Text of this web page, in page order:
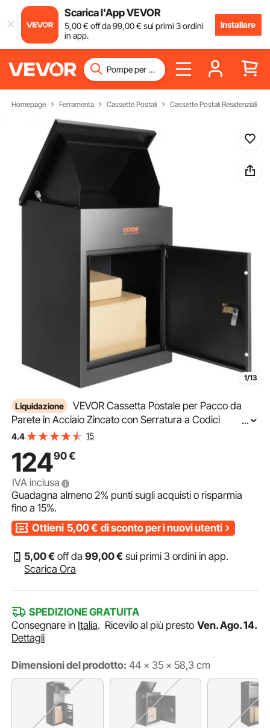
Scarica l'App VEVOR
5,00€ off da99,00€ sui primi 3 ordini
in app.
Installare
Homepage Ferramenta Cassette Postali Cassette Postali Residenziali
1/13
Liquidazione
VEVOR Cassetta Postale per Pacco da
Parete in Acciaio Zincato con Serratura a Codici
44x35x58,3 cm Capacità Carico 15-20 kg, Cassetta
35,5x11,5x19,2 cm
...
4.4 15
12490€
IVA inclusa
Guadagna almeno2% punti sugli acquisti o risparmia
fino a15%.
Ottieni 5,00€ di sconto per i nuovi utenti
5,00€ off da99,00€ sui primi 3 ordini in app.
Scarica Ora
SPEDIZIONE GRATUITA
Consegnare in Italia. Ricevilo al più presto Ven. Ago. 14.
Dettagli
Dimensioni del prodotto: 44 x 35 x 58,3 cm